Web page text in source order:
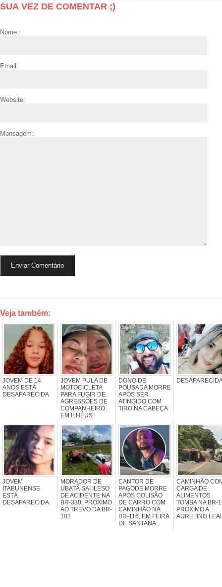
SUA VEZ DE COMENTAR ;)
Nome:
Email:
Website:
Mensagem:
Veja também:
JOVEM DE 14
ANOS ESTÁ
DESAPARECIDA
JOVEM PULA DE
MOTOCICLETA
PARA FUGIR DE
AGRESSÕES DE
COMPANHEIRO
EM ILHÉUS
DONO DE
POUSADA MORRE
APÓS SER
ATINGIDO COM
TIRO NA CABEÇA
JOVEM
ITABUNENSE
ESTÁ
DESAPARECIDA
MORADOR DE
UBATÃ SAI ILESO
DE ACIDENTE NA
BR-330, PRÓXIMO
AO TREVO DA BR-
101
CANTOR DE
PAGODE MORRE
APÓS COLISÃO
DE CARRO COM
CAMINHÃO NA
BR-116, EM FEIRA
DE SANTANA
CAMINHÃO
CARGA DE
ALIMENTOS
TOMBA NA BR-
PRÓXIMO A
AURELINO